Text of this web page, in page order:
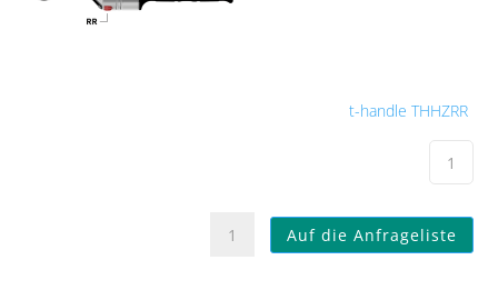
t-handle THHZRR
Bedienhandgriff
Auf die Anfrageliste